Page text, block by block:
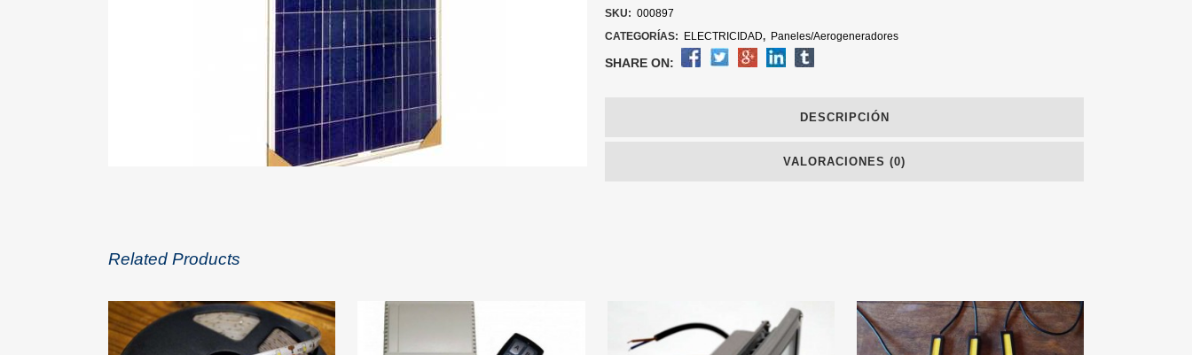
SKU: 000897
CATEGORÍAS:
ELECTRICIDAD, Paneles/Aerogeneradores
SHARE ON:
DESCRIPCIÓN
VALORACIONES (0)
Related Products